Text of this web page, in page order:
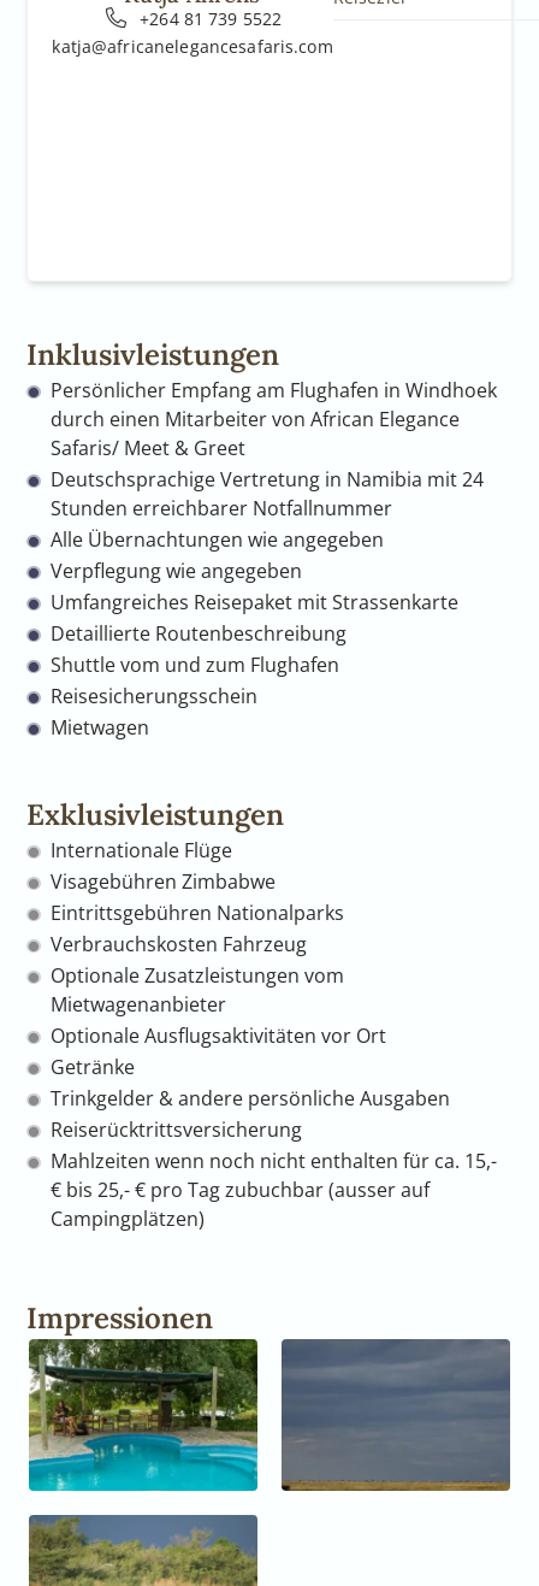
+264 81 739 5522
katja@africanelegancesafaris.com
Google Cloud Project at
Inklusivleistungen
Persönlicher Empfang am Flughafen in Windhoek
durch einen Mitarbeiter von African Elegance
Safaris/ Meet & Greet
Deutschsprachige Vertretung in Namibia mit 24
Stunden erreichbarer Notfallnummer
Alle Übernachtungen wie angegeben
Verpflegung wie angegeben
Umfangreiches Reisepaket mit Strassenkarte
Detaillierte Routenbeschreibung
Shuttle vom und zum Flughafen
Reisesicherungsschein
Mietwagen
Exklusivleistungen
Internationale Flüge
Visagebühren Zimbabwe
Eintrittsgebühren Nationalparks
Verbrauchskosten Fahrzeug
Optionale Zusatzleistungen vom
Mietwagenanbieter
Optionale Ausflugsaktivitäten vor Ort
Getränke
Trinkgelder & andere persönliche Ausgaben
Reiserücktrittsversicherung
Mahlzeiten wenn noch nicht enthalten für ca. 15,-
€ bis 25,- € pro Tag zubuchbar (ausser auf
Campingplätzen)
Impressionen